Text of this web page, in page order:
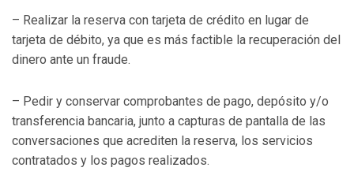
– Realizar la reserva con tarjeta de crédito en lugar de
tarjeta de débito, ya que es más factible la recuperación del
dinero ante un fraude.
– Pedir y conservar comprobantes de pago, depósito y/o
transferencia bancaria, junto a capturas de pantalla de las
conversaciones que acrediten la reserva, los servicios
contratados y los pagos realizados.